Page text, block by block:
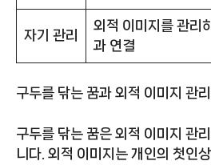
자기 관리
외적 이미지를 관리
과 연결
구두를 닦는 꿈과 외적 이미지 관리
구두를 닦는 꿈은 외적 이미지 관
니다. 외적 이미지는 개인의 첫인